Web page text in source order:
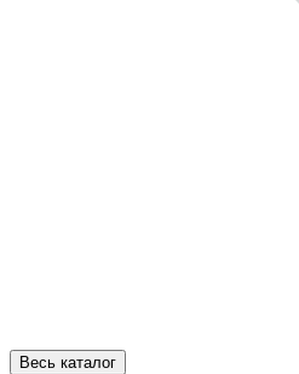
Весь каталог